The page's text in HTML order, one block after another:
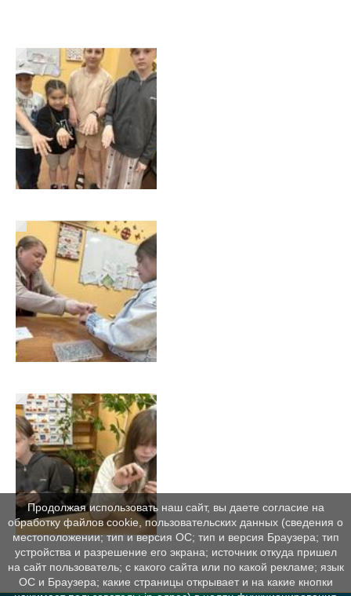
Продолжая использовать наш сайт, вы даете согласие на
обработку файлов cookie, пользовательских данных (сведения о
местоположении; тип и версия ОС; тип и версия Браузера; тип
устройства и разрешение его экрана; источник откуда пришел
на сайт пользователь; с какого сайта или по какой рекламе; язык
ОС и Браузера; какие страницы открывает и на какие кнопки